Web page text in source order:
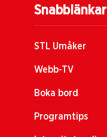
Snabblänkar
STL Umåker
Webb-TV
Boka bord
Programtips